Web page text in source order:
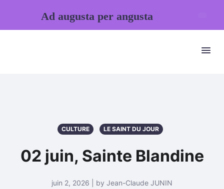
CULTURE LE SAINT DU JOUR
02 juin, Sainte Blandine
juin 2, 2026 | by Jean-Claude JUNIN
Ad augusta per angusta